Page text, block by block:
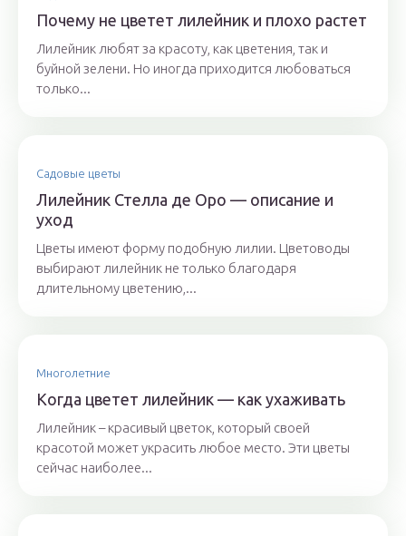
Почему не цветет лилейник и плохо растет
Лилейник любят за красоту, как цветения, так и
буйной зелени. Но иногда приходится любоваться
только...
Садовые цветы
Лилейник Стелла де Оро — описание и
уход
Цветы имеют форму подобную лилии. Цветоводы
выбирают лилейник не только благодаря
длительному цветению,...
Многолетние
Когда цветет лилейник — как ухаживать
Лилейник – красивый цветок, который своей
красотой может украсить любое место. Эти цветы
сейчас наиболее...